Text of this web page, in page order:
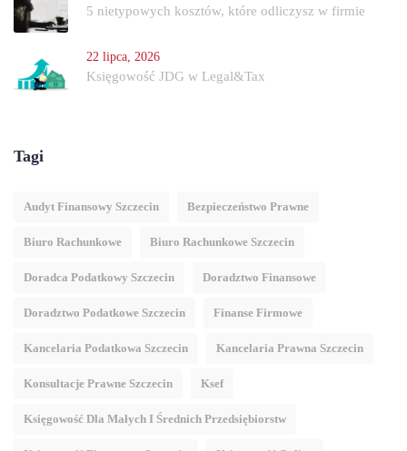
5 nietypowych kosztów, które odliczysz w firmie
22 lipca, 2026
Księgowość JDG w Legal&Tax
Tagi
Audyt Finansowy Szczecin Bezpieczeństwo Prawne
Biuro Rachunkowe Biuro Rachunkowe Szczecin
Doradca Podatkowy Szczecin Doradztwo Finansowe
Doradztwo Podatkowe Szczecin Finanse Firmowe
Kancelaria Podatkowa Szczecin Kancelaria Prawna Szczecin
Konsultacje Prawne Szczecin Ksef
Księgowość Dla Małych I Średnich Przedsiębiorstw